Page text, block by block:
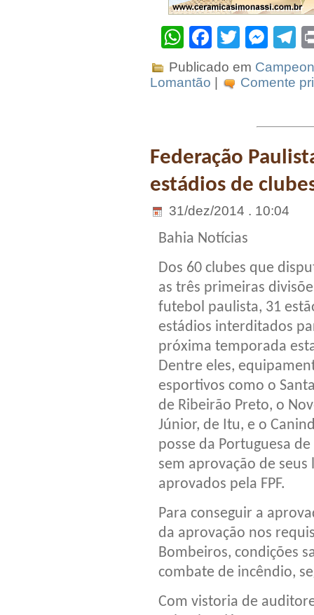
WhatsApp
Facebook
Twitter
Publicado em
Lomantão
Comente
Federação
estádios de
31/dez/2014 . 10:04
Bahia Notícias
Dos 60 clubes que
as três primeiras
futebol paulista, 31
estádios interditados
próxima temporada
Dentre eles,
esportivos como o
de Ribeirão Preto, o
Júnior, de Itu, e o
posse da Portuguesa
sem aprovação de
aprovados pela FPF.
Para conseguir a
da aprovação nos
Bombeiros, condições
combate de incêndio,
Com vistoria de